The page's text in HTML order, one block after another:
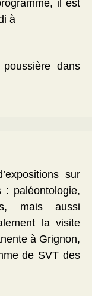
il est
à
dans
sur
: paléontologie,
mais aussi
la visite
à Grignon,
de SVT des